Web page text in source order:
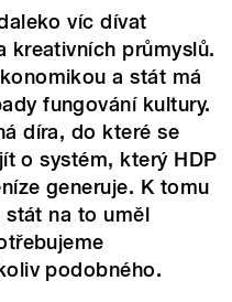
víc dívat
kreativních průmyslů.
a stát má
fungování kultury.
díra, do které se
o systém, který HDP
generuje. K tomu
stát na to uměl
podobného.